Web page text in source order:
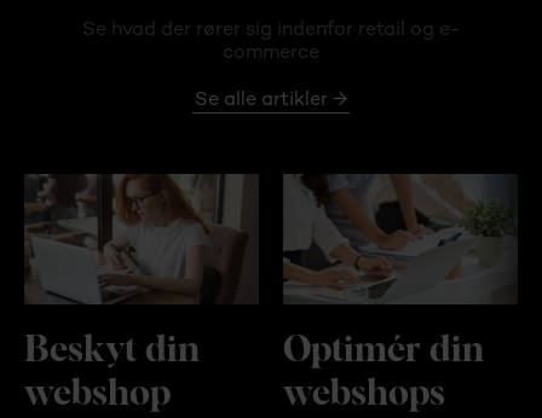
Se hvad der rører sig indenfor retail og e-
commerce
Se alle artikler →
Beskyt din
webshop
Optimér din
webshops